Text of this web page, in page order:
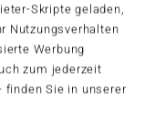
Skripte geladen,
Nutzungsverhalten
Werbung
zum jederzeit
finden Sie in unserer
und aktuellen
Sie sich einen
Einkauf im